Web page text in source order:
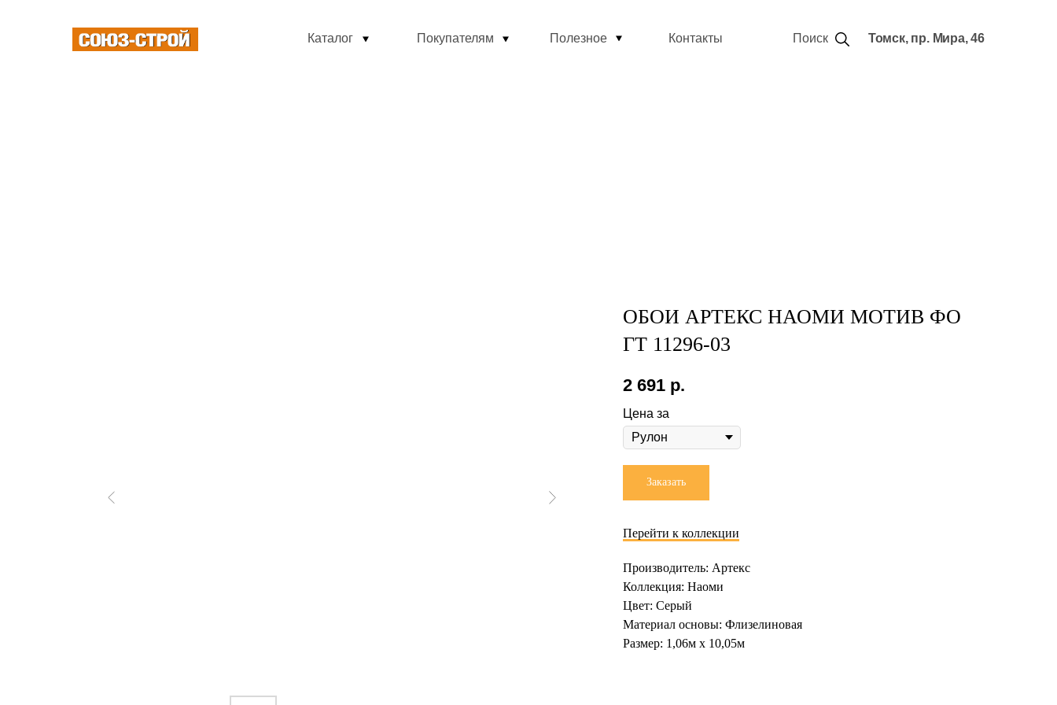
Томск, пр. Мира, 46
Поиск
Контакты
Полезное
Покупателям
Каталог
ОБОИ АРТЕКС НАОМИ МОТИВ ФО
ГТ 11296-03
2 691 р.
Цена за
Заказать
Перейти к коллекции
Производитель: Артекс
Коллекция: Наоми
Цвет: Серый
Материал основы: Флизелиновая
Размер: 1,06м х 10,05м